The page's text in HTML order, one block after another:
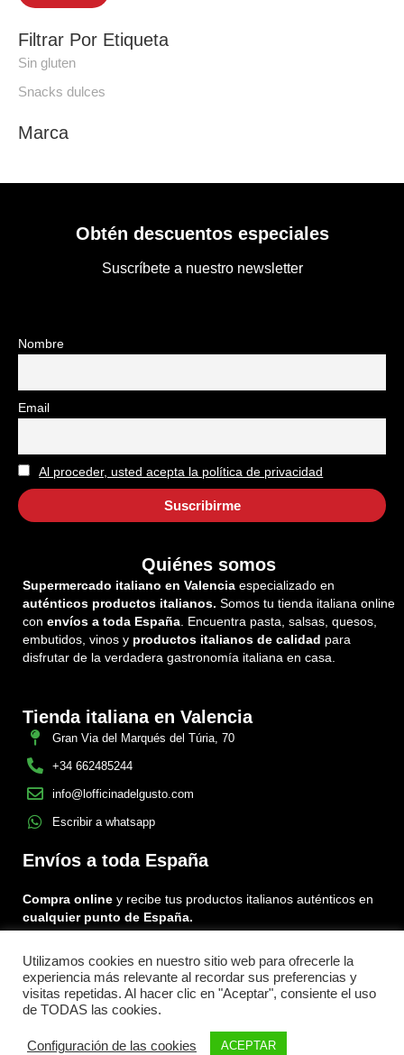
Filtrar Por Etiqueta
Sin gluten
Snacks dulces
Marca
Obtén descuentos especiales
Suscríbete a nuestro newsletter
Nombre
Email
Al proceder, usted acepta la política de privacidad
Quiénes somos
Supermercado italiano en Valencia especializado en
auténticos productos italianos. Somos tu tienda italiana online
con envíos a toda España. Encuentra pasta, salsas, quesos,
embutidos, vinos y productos italianos de calidad para
disfrutar de la verdadera gastronomía italiana en casa.
Tienda italiana en Valencia
Gran Via del Marqués del Túria, 70
+34 662485244
info@lofficinadelgusto.com
Escribir a whatsapp
Envíos a toda España
Compra online y recibe tus productos italianos auténticos en
cualquier punto de España.
Encuéntranos en:
FacebookInstagram
Tiktok
Menu
Utilizamos cookies en nuestro sitio web para ofrecerle la
experiencia más relevante al recordar sus preferencias y
visitas repetidas. Al hacer clic en "Aceptar", consiente el uso
de TODAS las cookies.
Configuración de las cookies ACEPTAR